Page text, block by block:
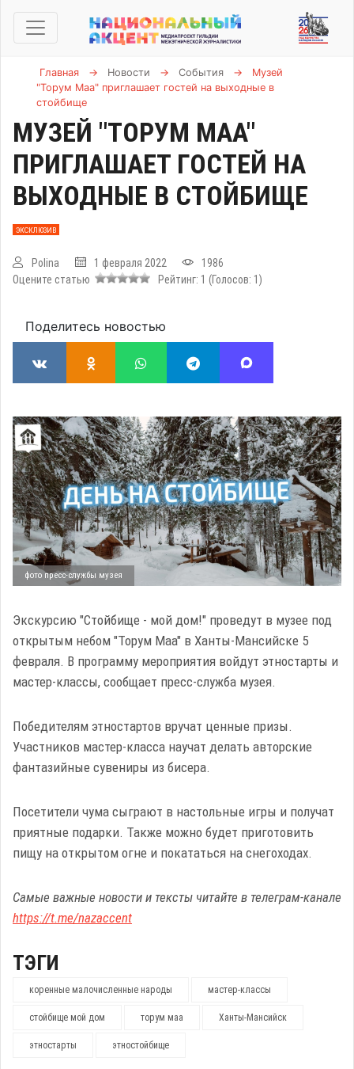
Главная → Новости → События →
Музей
"Торум Маа" приглашает гостей на выходные в
стойбище
МУЗЕЙ "ТОРУМ МАА"
ПРИГЛАШАЕТ ГОСТЕЙ НА
ВЫХОДНЫЕ В СТОЙБИЩЕ
ЭКСКЛЮЗИВ
Polina 1 февраля 2022
1986
Оцените статью
Рейтинг: 1 (Голосов: 1 )
Поделитесь новостью
фото пресс-службы музея
Экскурсию "Стойбище - мой дом!" проведут в музее под
открытым небом "Торум Маа" в Ханты-Мансийске 5
февраля. В программу мероприятия войдут этностарты и
мастер-классы, сообщает пресс-служба музея.
Победителям этностартов вручат ценные призы.
Участников мастер-класса научат делать авторские
фантазийные сувениры из бисера.
Посетители чума сыграют в настольные игры и получат
приятные подарки. Также можно будет приготовить
пищу на открытом огне и покататься на снегоходах.
Самые важные новости и тексты читайте в телеграм-канале
https://t.me/nazaccent
ТЭГИ
коренные малочисленные народы мастер-классы
стойбище мой дом торум маа Ханты-Мансийск
этностарты этностойбище